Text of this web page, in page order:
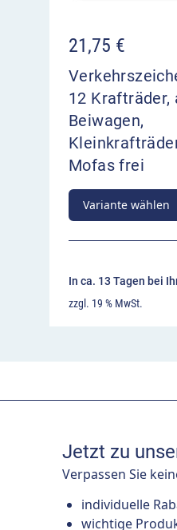
21,75 €
12 Krafträder,
Beiwagen,
Mofas frei
Variante wählen
In ca. 13 Tagen bei
zzgl. 19 % MwSt.
Jetzt zu
Verpassen Sie
individuelle
wichtige